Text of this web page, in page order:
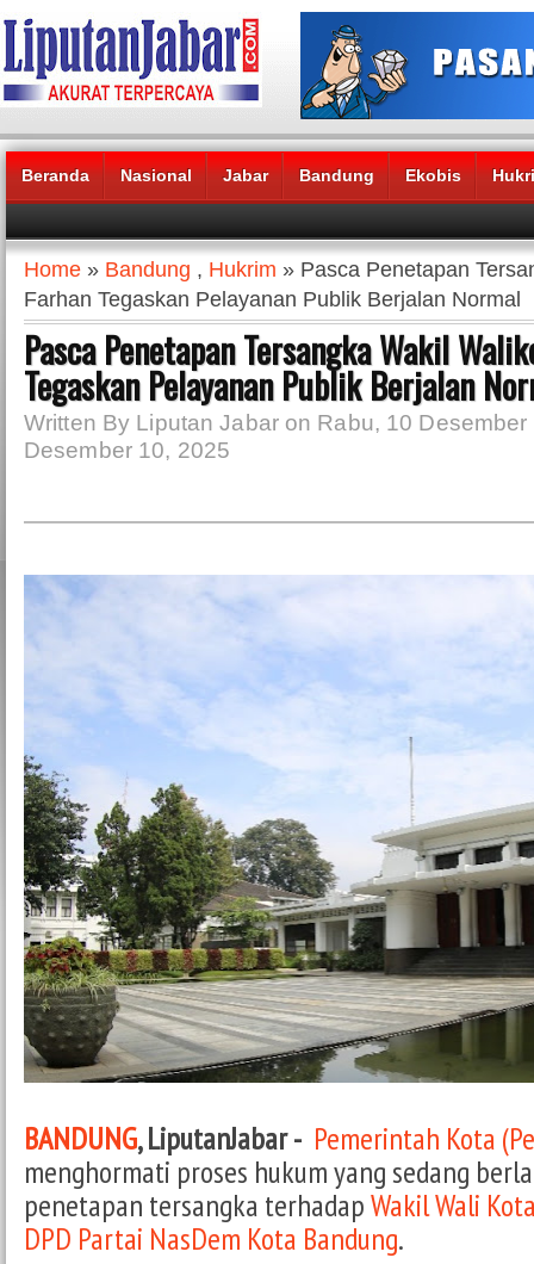
Beranda Nasional Jabar Bandung Ekobis
Headlines News :
Home » Bandung , Hukrim » Pasca Penetapan
Farhan Tegaskan Pelayanan Publik Berjalan Normal
Pasca Penetapan Tersangka Wakil
Tegaskan Pelayanan Publik Berjalan
Written By Liputan Jabar on Rabu, 10
Desember 10, 2025
BANDUNG, LiputanJabar - Pemerintah Kota
menghormati proses hukum yang sedang
penetapan tersangka terhadapWakil Wali
DPD Partai NasDem Kota Bandung.